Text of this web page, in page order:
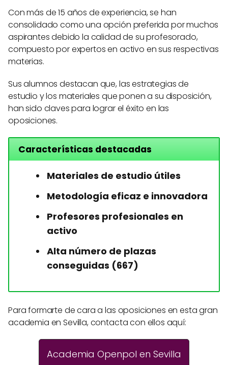
Con más de 15 años de experiencia, se han
consolidado como una opción preferida por muchos
aspirantes debido la calidad de su profesorado,
compuesto por expertos en activo en sus respectivas
materias.
Sus alumnos destacan que, las estrategias de
estudio y los materiales que ponen a su disposición,
han sido claves para lograr el éxito en las
oposiciones.
Características destacadas
Materiales de estudio útiles
Metodología eficaz e innovadora
Profesores profesionales en
activo
Alta número de plazas
conseguidas (667)
Para formarte de cara a las oposiciones en esta gran
academia en Sevilla, contacta con ellos aquí:
Academia Openpol en Sevilla